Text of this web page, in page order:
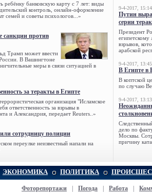
ребёнку банковскую карту с 7 лет: виды
контроль, онлайн-оформление
семей и советы психологов...»
санкции против
Трамп может ввести
В Вашингтоне
меры в связи ситуацией в
за теракты в Египте
организация "Исламское
ответственность за взрывы в
и Александрия, передает Reuters..»
сотрудницу полиции
переулке неизвестный напали на
9-4-2017, 15:14
Путин
серии
Президент
египетскому
взрывов,
арабской
9-4-2017, 13:45
В Египте в
В коптской
по случаю
9-4-2017, 13:13
дело по
Москвы.
причину
ЭКОНОМИКА ПОЛИТИКА
Фоторепортажи Погода Работа